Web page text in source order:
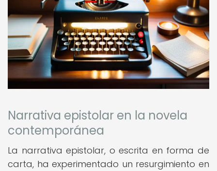
Narrativa epistolar en la novela
contemporánea
La narrativa epistolar, o escrita en forma de
carta, ha experimentado un resurgimiento en